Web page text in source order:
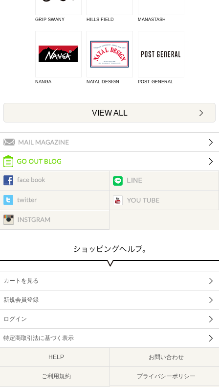
GRIP SWANY HILLS FIELD MANASTASH
NANGA NATAL DESIGN POST GENERAL
VIEW ALL
カートを見る
新規会員登録
ログイン
特定商取引法に基づく表示
HELP お問い合わせ
ご利用規約 プライバシーポリシー